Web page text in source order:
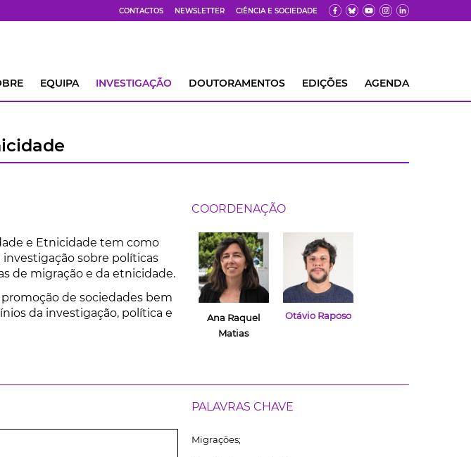
CONTACTOS NEWSLETTER CIÊNCIA E SOCIEDADE
EQUIPA INVESTIGAÇÃO DOUTORAMENTOS EDIÇÕES AGENDA
e Etnicidade tem como
sobre políticas
de migração e da etnicidade.
de sociedades bem
da investigação, política e
COORDENAÇÃO
Ana Raquel
Matias
Otávio Raposo
PALAVRAS CHAVE
Migrações;